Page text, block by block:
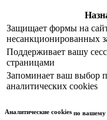
Защищает формы на
несанкционированных
Поддерживает вашу
страницами
Запоминает ваш выбор
аналитических cookies
Аналитические cookies по вашему